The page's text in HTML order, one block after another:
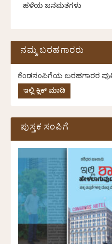
ಹಳೆಯ ಜನಮತಗಳು
ನಮ್ಮ ಬರಹಗಾರರು
ಕೆಂಡಸಂಪಿಗೆಯ ಬರಹಗಾರರ
ಇಲ್ಲಿ ಕ್ಲಿಕ್ ಮಾಡಿ
ಪುಸ್ತಕ ಸಂಪಿಗೆ